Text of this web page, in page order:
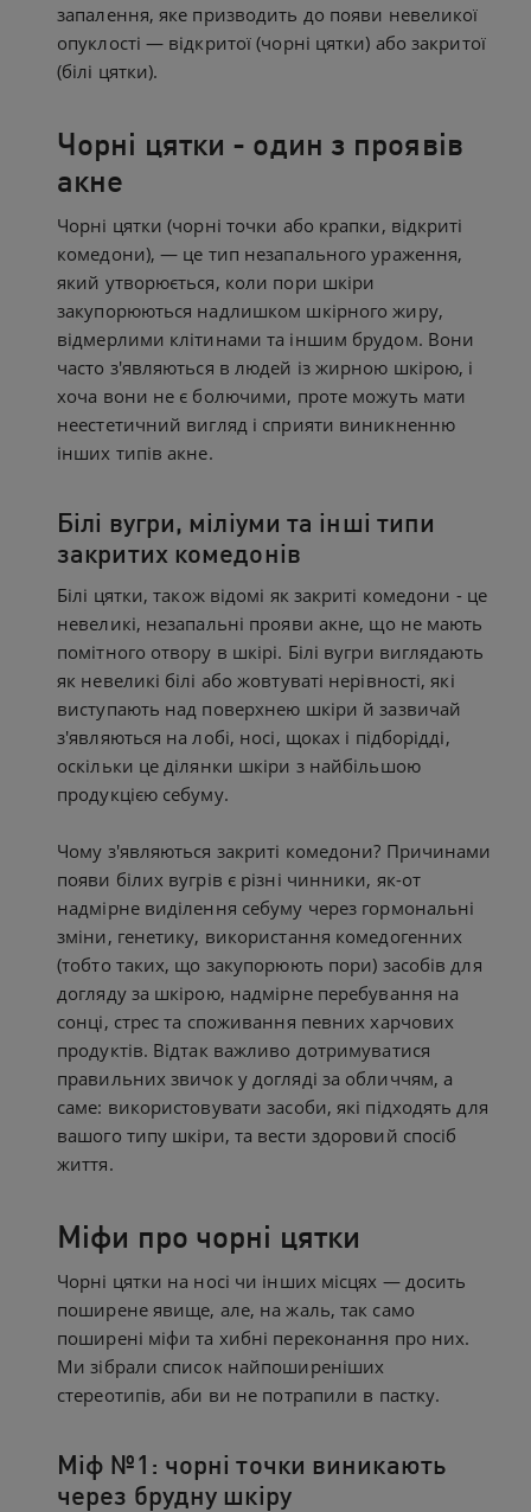
запалення, яке призводить до появи невеликої
опуклості — відкритої (чорні цятки) або закритої
(білі цятки).
Чорні цятки - один з проявів
акне
Чорні цятки (чорні точки або крапки, відкриті
комедони), — це тип незапального ураження,
який утворюється, коли пори шкіри
закупорюються надлишком шкірного жиру,
відмерлими клітинами та іншим брудом. Вони
часто з'являються в людей із жирною шкірою, і
хоча вони не є болючими, проте можуть мати
неестетичний вигляд і сприяти виникненню
інших типів акне.
Білі вугри, міліуми та інші типи
закритих комедонів
Білі цятки, також відомі як закриті комедони - це
невеликі, незапальні прояви акне, що не мають
помітного отвору в шкірі. Білі вугри виглядають
як невеликі білі або жовтуваті нерівності, які
виступають над поверхнею шкіри й зазвичай
з'являються на лобі, носі, щоках і підборідді,
оскільки це ділянки шкіри з найбільшою
продукцією себуму.
Чому з'являються закриті комедони? Причинами
появи білих вугрів є різні чинники, як-от
надмірне виділення себуму через гормональні
зміни, генетику, використання комедогенних
(тобто таких, що закупорюють пори) засобів для
догляду за шкірою, надмірне перебування на
сонці, стрес та споживання певних харчових
продуктів. Відтак важливо дотримуватися
правильних звичок у догляді за обличчям, а
саме: використовувати засоби, які підходять для
вашого типу шкіри, та вести здоровий спосіб
життя.
Міфи про чорні цятки
Чорні цятки на носі чи інших місцях — досить
поширене явище, але, на жаль, так само
поширені міфи та хибні переконання про них.
Ми зібрали список найпоширеніших
стереотипів, аби ви не потрапили в пастку.
Міф №1: чорні точки виникають
через брудну шкіру